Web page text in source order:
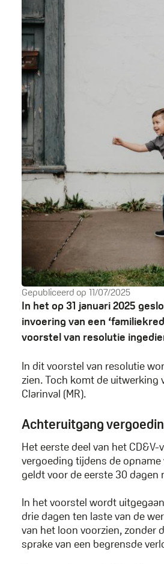
Gepubliceerd op 11/07/2025
In het op 31 januari 2025
invoering van een
voorstel van resolutie
In dit voorstel van resolutie
zien. Toch komt de uitwerking
Clarinval (MR).
Achteruitgang
Het eerste deel van het
vergoeding tijdens de
geldt voor de eerste 30
In het voorstel wordt
drie dagen ten laste van de
van het loon voorzien, zonder
sprake van een begrensde